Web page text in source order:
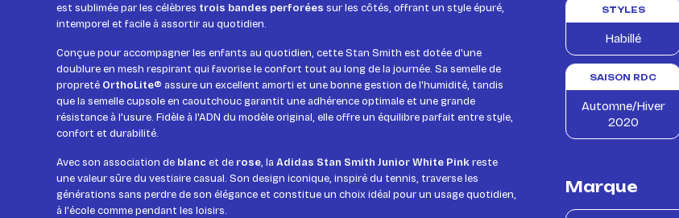
est sublimée par les célèbres trois bandes perforées sur les côtés, offrant un style épuré,
intemporel et facile à assortir au quotidien.
Conçue pour accompagner les enfants au quotidien, cette Stan Smith est dotée d'une
doublure en mesh respirant qui favorise le confort tout au long de la journée. Sa semelle de
propreté OrthoLite® assure un excellent amorti et une bonne gestion de l'humidité, tandis
que la semelle cupsole en caoutchouc garantit une adhérence optimale et une grande
résistance à l'usure. Fidèle à l'ADN du modèle original, elle offre un équilibre parfait entre style,
confort et durabilité.
Avec son association de blancet de rose, la Adidas Stan Smith Junior White Pinkreste
une valeur sûre du vestiaire casual. Son design iconique, inspiré du tennis, traverse les
générations sans perdre de son élégance et constitue un choix idéal pour un usage quotidien,
à l'école comme pendant les loisirs.
STYLES
Habillé
SAISON RDC
Automne/Hiver
2020
Marque